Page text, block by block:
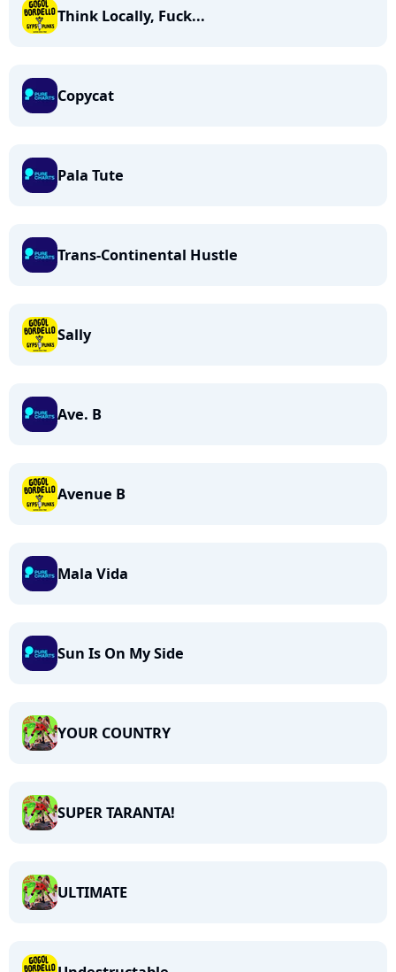
Think Locally, Fuck...
Copycat
Pala Tute
Trans-Continental Hustle
Sally
Ave. B
Avenue B
Mala Vida
Sun Is On My Side
YOUR COUNTRY
SUPER TARANTA!
ULTIMATE